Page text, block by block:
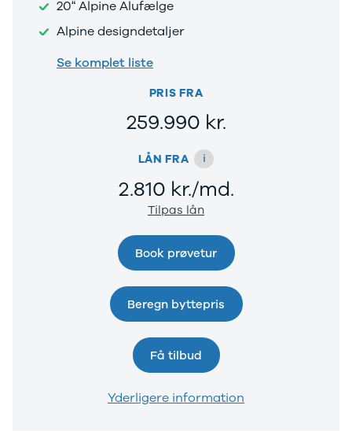
20“ Alpine Alufælge
Alpine designdetaljer
Se komplet liste
PRIS FRA
259.990 kr.
LÅN FRA i
2.810 kr./md.
Tilpas lån
Book prøvetur
Beregn byttepris
Få tilbud
Yderligere information